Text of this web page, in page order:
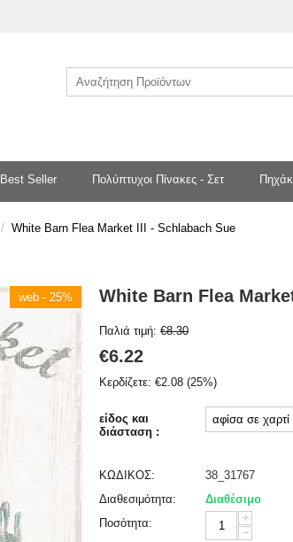
Best Seller Πολύπτυχοι Πίνακες - Σετ
/ White Barn Flea Market III - Schlabach Sue
web - 25% White Barn Flea
Παλιά τιμή: €8.30
€6.22
Κερδίζετε: €2.08 (25%)
είδος και
διάσταση :
ΚΩΔΙΚΟΣ:
38_31767
Διαθεσιμότητα:
Διαθέσιμο
Ποσότητα:
+
−